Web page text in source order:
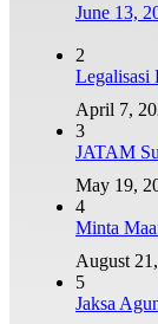
June 13,
2
Legalisasi
April 7,
3
JATAM
May 19,
4
Minta
August
5
Jaksa